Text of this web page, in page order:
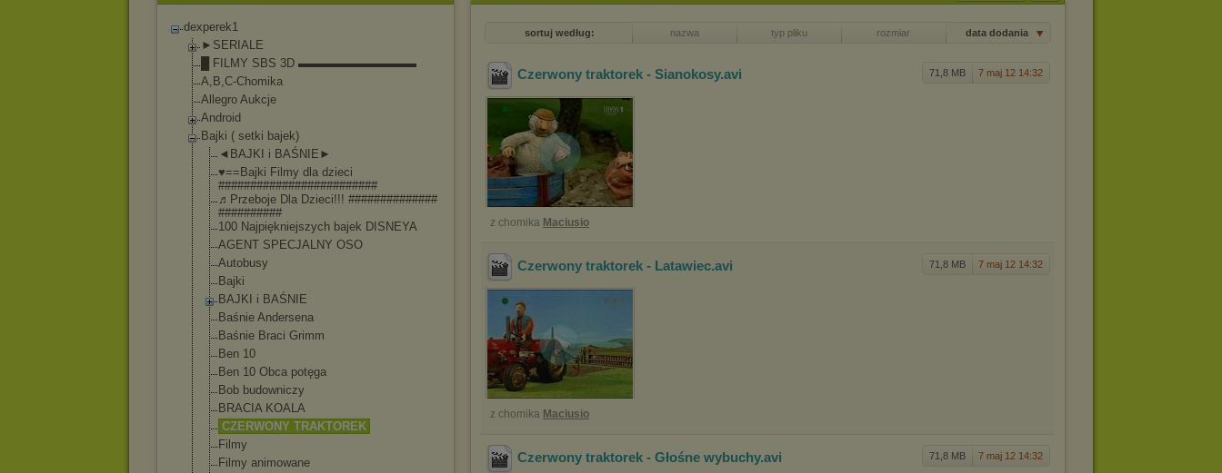
dexperek1
►SERIALE
█ FILMY SBS 3D ▬▬▬▬▬▬▬▬▬▬
A,B,C-Chomika
Allegro Aukcje
Android
Bajki ( setki bajek)
◄BAJKI i BAŚNIE►
♥==Bajki Filmy dla dzieci
#########################
♬Przeboje Dla Dzieci!!! ##############
##########
100 Najpiękniejszych bajek DISNEYA
AGENT SPECJALNY OSO
Autobusy
Bajki
BAJKI i BAŚNIE
Baśnie Andersena
Baśnie Braci Grimm
Ben 10
Ben 10 Obca potęga
Bob budowniczy
BRACIA KOALA
CZERWONY TRAKTOREK
Filmy
Filmy animowane
sortuj według: nazwa typ pliku rozmiar data dodania
71,8 MB 7 maj 12 14:32
Czerwony traktorek - Sianokosy.avi
z chomika Maciusio
71,8 MB 7 maj 12 14:32
Czerwony traktorek - Latawiec.avi
z chomika Maciusio
71,8 MB 7 maj 12 14:32
Czerwony traktorek - Głośne wybuchy.avi